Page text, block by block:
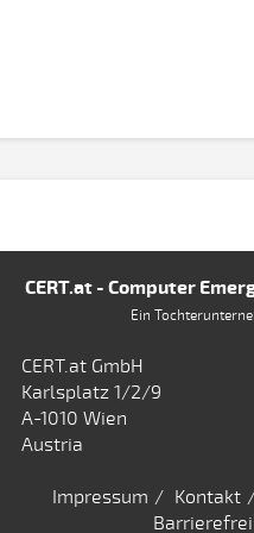
CERT.at - Computer
Ein
CERT.at GmbH
Karlsplatz 1/2/9
A-1010 Wien
Austria
Impressum Kontakt